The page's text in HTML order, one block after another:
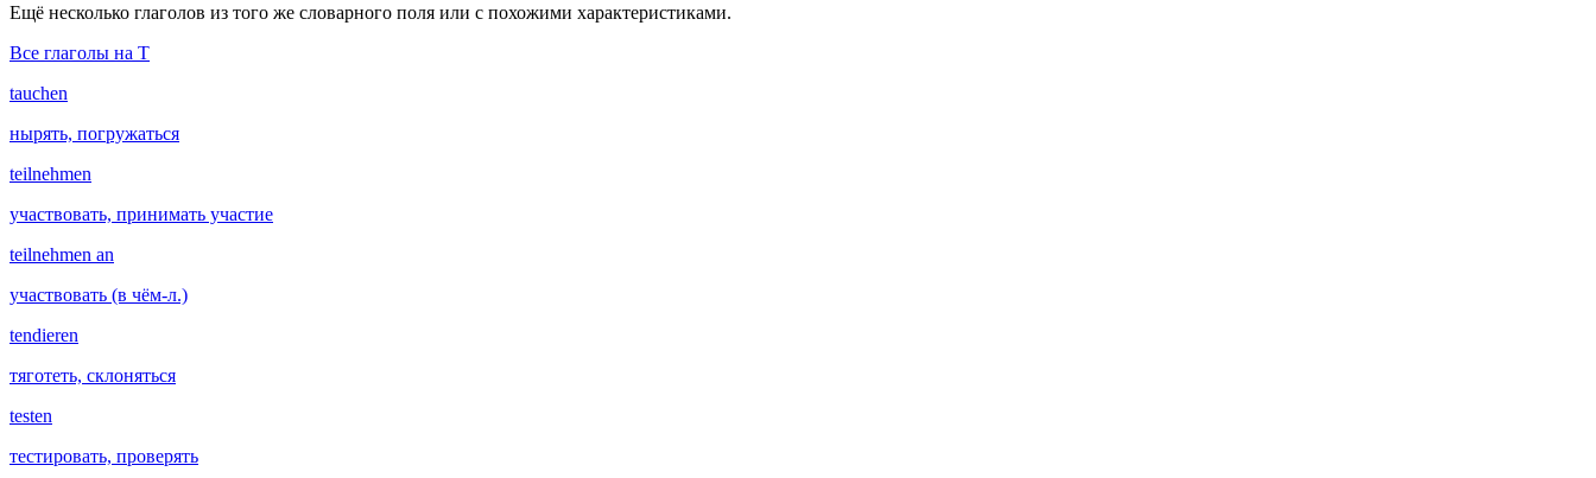
Ещё несколько глаголов из того же словарного поля или с похожими характеристиками.
Все глаголы на T
tauchen
нырять, погружаться
teilnehmen
участвовать, принимать участие
teilnehmen an
участвовать (в чём-л.)
tendieren
тяготеть, склоняться
testen
тестировать, проверять